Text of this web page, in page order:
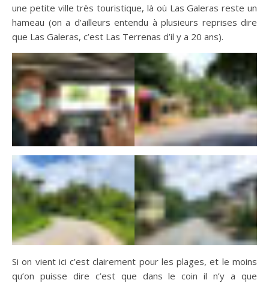
une petite ville très touristique, là où Las Galeras reste un
hameau (on a d’ailleurs entendu à plusieurs reprises dire
que Las Galeras, c’est Las Terrenas d’il y a 20 ans).
Si on vient ici c’est clairement pour les plages, et le moins
qu’on puisse dire c’est que dans le coin il n’y a que